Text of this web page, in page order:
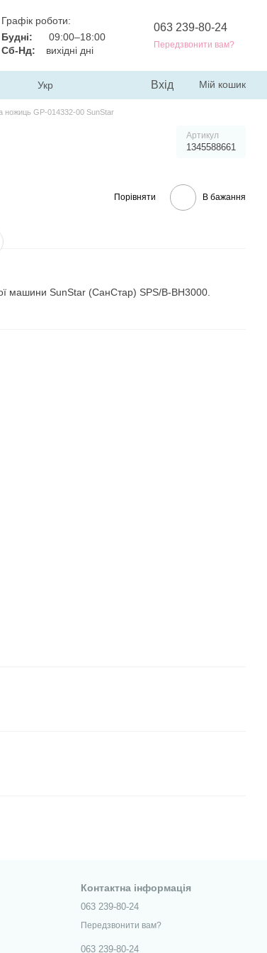
Графік роботи:
Будні:
09:00–18:00
Сб-Нд:
вихідні дні
063 239-80-24
Передзвонити вам?
Укр Вхід Мій кошик
ножиць GP-014332-00 SunStar
Артикул
1345588661
Порівняти В бажання
машини SunStar (СанСтар) SPS/B-BH3000.
Контактна інформація
063 239-80-24
Передзвонити вам?
063 239-80-24